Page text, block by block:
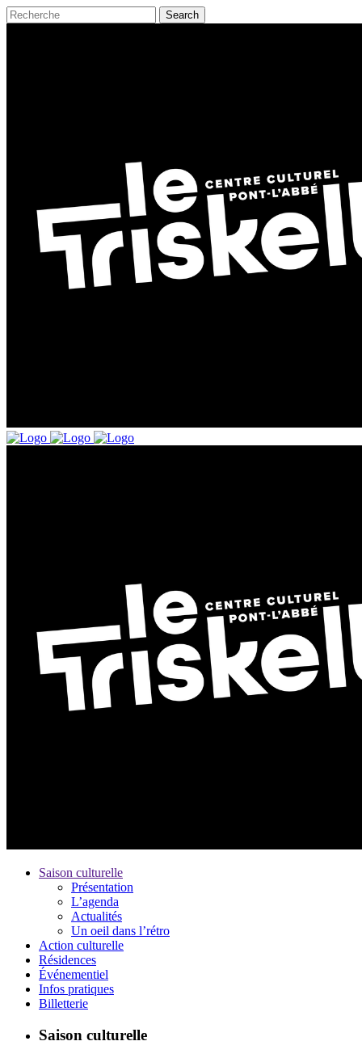
Saison culturelle
Présentation
L’agenda
Actualités
Un oeil dans l’rétro
Action culturelle
Résidences
Événementiel
Infos pratiques
Billetterie
Saison culturelle